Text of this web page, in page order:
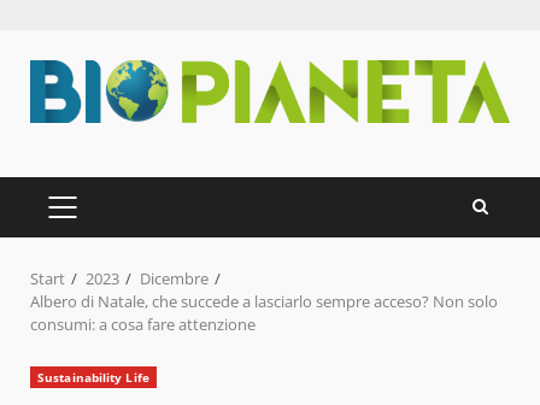
Inhalt
springen
PRIMÄRES
MENÜ
Start 2023
Dicembre
Albero di Natale, che succede a lasciarlo sempre acceso? Non solo
consumi: a cosa fare attenzione
Sustainability Life